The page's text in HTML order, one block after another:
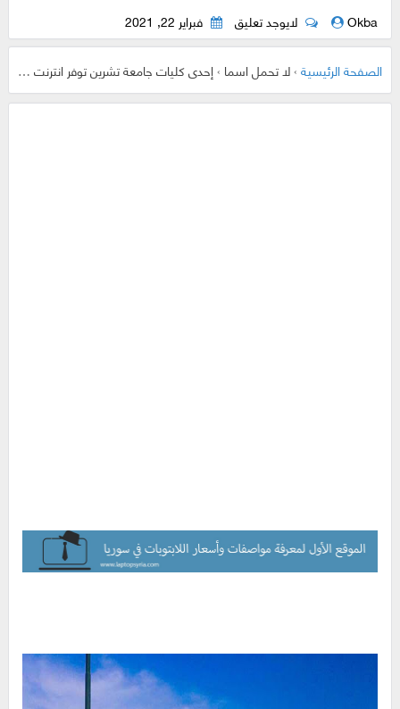
Okba لايوجد تعليق فبراير 22, 2021
الصفحة الرئيسية›لا تحمل اسما›إحدى كليات جامعة تشرين توفر انترنت مجاني للطلاب بسرعة 8 ميغا !!